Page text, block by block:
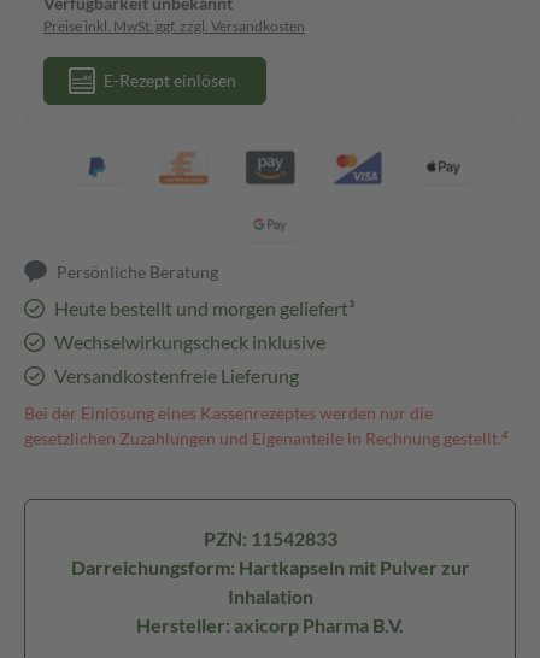
Preise inkl. MwSt. ggf. zzgl. Versandkosten
E-Rezept einlösen
Persönliche Beratung
Heute bestellt und morgen geliefert³
Wechselwirkungscheck inklusive
Versandkostenfreie Lieferung
Bei der Einlösung eines Kassenrezeptes werden nur die
gesetzlichen Zuzahlungen und Eigenanteile in Rechnung gestellt.⁴
PZN: 11542833
Darreichungsform: Hartkapseln mit Pulver zur
Inhalation
Hersteller: axicorp Pharma B.V.